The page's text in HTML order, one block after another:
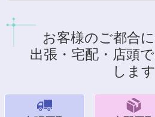
お客様のご都合
出張・宅配・店頭
します